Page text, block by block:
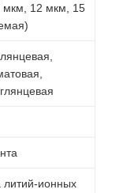
12 мкм, 15
литий-ионных